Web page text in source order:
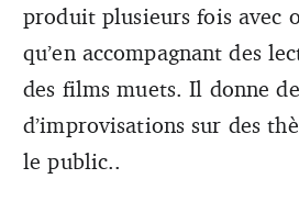
produit plusieurs fois avec
qu’en accompagnant des
des films muets. Il donne
d’improvisations sur des
le public..